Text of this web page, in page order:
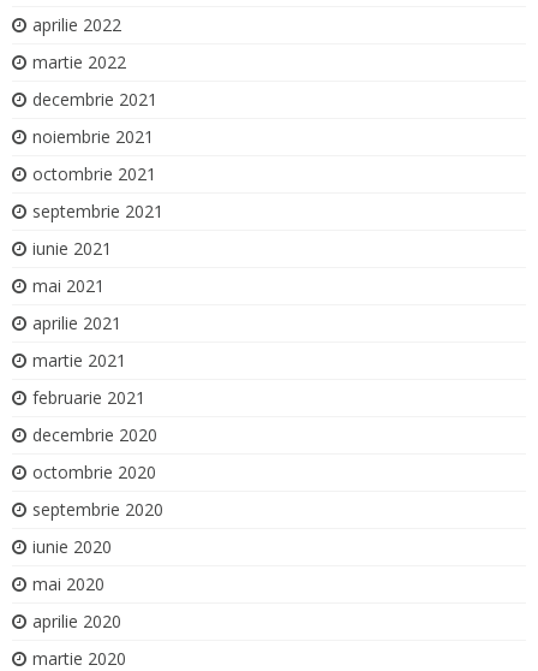
aprilie 2022
martie 2022
decembrie 2021
noiembrie 2021
octombrie 2021
septembrie 2021
iunie 2021
mai 2021
aprilie 2021
martie 2021
februarie 2021
decembrie 2020
octombrie 2020
septembrie 2020
iunie 2020
mai 2020
aprilie 2020
martie 2020